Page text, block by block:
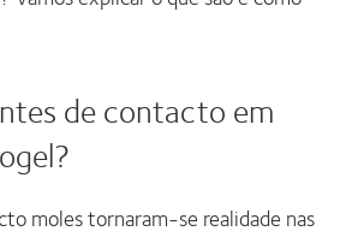
de contacto em
moles tornaram-se realidade nas